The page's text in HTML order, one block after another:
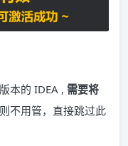
本的 IDEA , 需要将
不用管，直接跳过此